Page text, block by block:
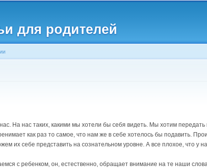
для родителей
На нас таких, какими мы хотели бы себя видеть. Мы хотим
как раз то самое, что нам же в себе хотелось бы подавить.
их себе представить на сознательном уровне. А все плохое, что у
с ребенком, он, естественно, обращает внимание на те наши